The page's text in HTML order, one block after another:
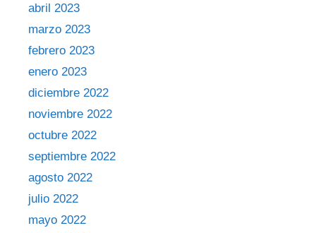
abril 2023
marzo 2023
febrero 2023
enero 2023
diciembre 2022
noviembre 2022
octubre 2022
septiembre 2022
agosto 2022
julio 2022
mayo 2022